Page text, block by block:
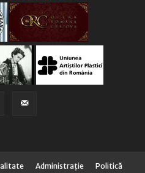
Administraţie Politică